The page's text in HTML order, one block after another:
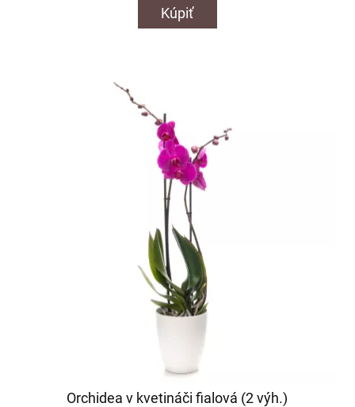
Kúpiť
Orchidea v kvetináči fialová (2 výh.)